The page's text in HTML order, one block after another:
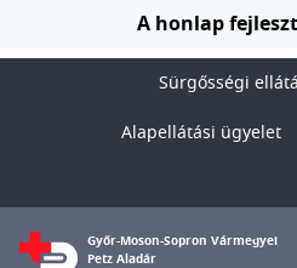
Ugrás a tartalomraA honlap
Sürgősségi
Alapellátási ügyelet
Győr-Moson-Sopron Vármegyei
Petz Aladár